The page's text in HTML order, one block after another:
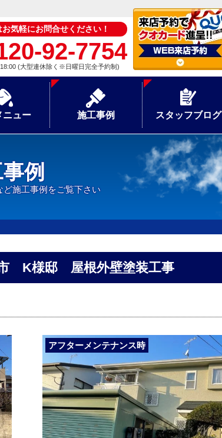
お気軽にお問合せください！
92-7754
(大型連休除く※日曜日完全予約制)
ニュー 施工事例 スタッフブログ
例
施工事例をご覧下さい
市 K様邸 屋根外壁塗装工事
アフターメンテナンス時